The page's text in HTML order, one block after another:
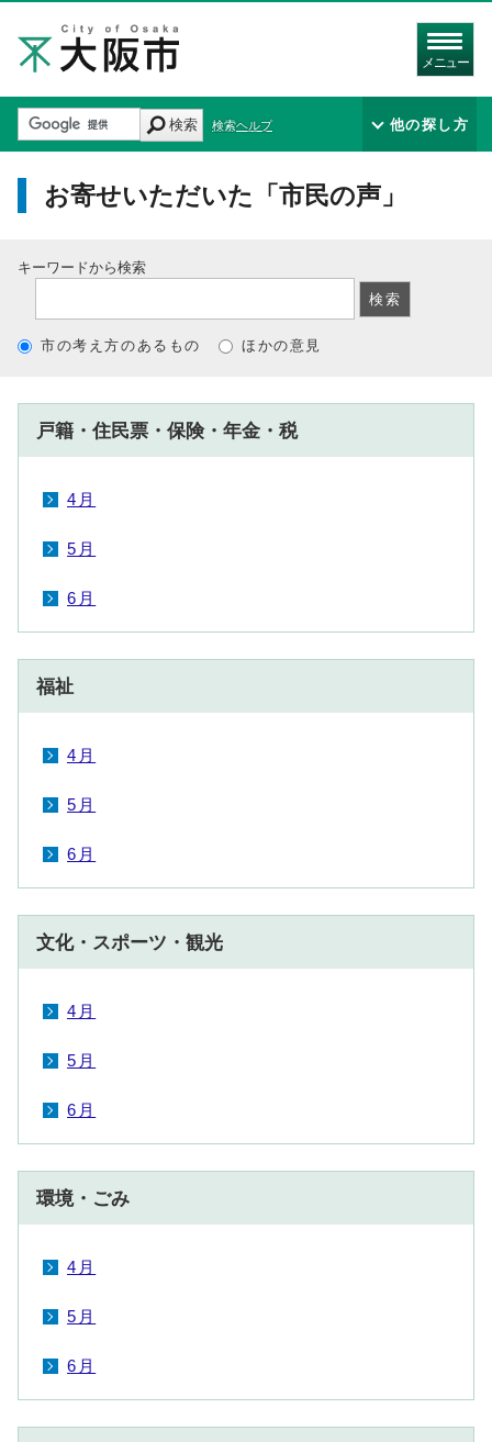
メニュー
検索 検索ヘルプ 他の探し方
お寄せいただいた「市民の声」
キーワードから検索
市の考え方のあるもの ほかの意見
戸籍・住民票・保険・年金・税
4月
5月
6月
福祉
4月
5月
6月
文化・スポーツ・観光
4月
5月
6月
環境・ごみ
4月
5月
6月